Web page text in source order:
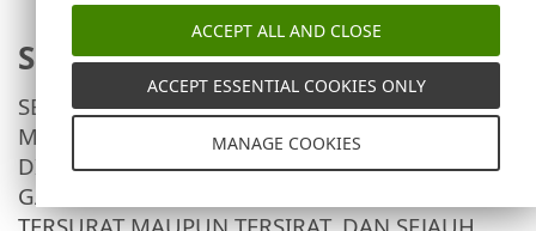
Sanggahan
SEBAGAI PENGGUNA, ANDA DENGAN INI
MENGAKUI BAHWA AKUN BESERTA LAYANAN
DISEDIAKAN "SEBAGAIMANA ADANYA", TANPA
GARANSI DALAM BENTUK APA PUN, BAIK
TERSURAT MAUPUN TERSIRAT, DAN SEJAUH
ACCEPT ALL AND CLOSE
ACCEPT ESSENTIAL COOKIES ONLY
MANAGE COOKIES